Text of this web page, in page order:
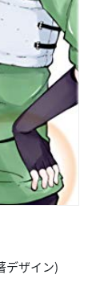
デザイン)